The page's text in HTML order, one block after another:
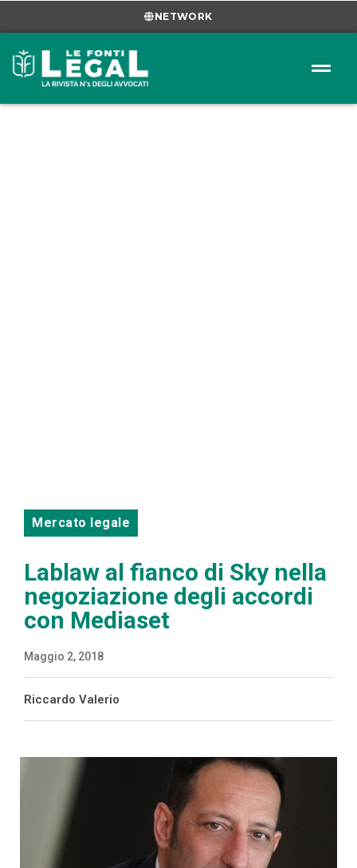
NETWORK
Mercato legale
Lablaw al fianco di Sky nella
negoziazione degli accordi
con Mediaset
Maggio 2, 2018
Riccardo Valerio